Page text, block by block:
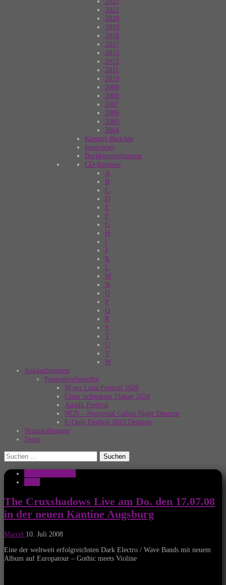
2022
2020
2019
2018
2017
2015
2012
2011
2010
2009
2008
2007
2006
2005
2004
Konzert Berichte
Interviews
Buchbesprechungen
CD-Reviews
A
B
C
D
E
F
G
H
I
J
K
L
M
N
O
P
Q
R
S
T
U
V
W
Ankündigungen
Festivalvorberichte
M’era Luna Festival 2026
Unter Schwarzer Flagge 2024
Amphi Festival
NCN – Nocturnal Cultue Night Deutzen
E-Only Festival 2021 Deutzen
Veranstaltungen
Team
Suchen
nach:
The Cruxshadows Live am Do. den 17.07.08
in der neuen Kantine Augsburg
Marcel 10. Juli 2008
Eine der weltweit erfolgreichsten Dark Electro / Wave Bands mit neuem
Album auf Europatour – Gothic meets Violine